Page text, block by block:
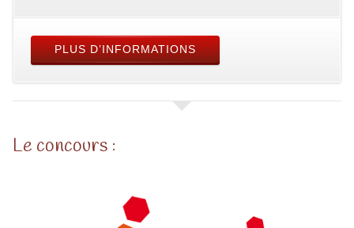
PLUS D’INFORMATIONS
Le concours :